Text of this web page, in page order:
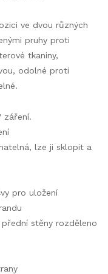
ve dvou různých
pruhy proti
tkaniny,
odolné proti
záření.
lze ji sklopit a
pro uložení
stěny rozděleno